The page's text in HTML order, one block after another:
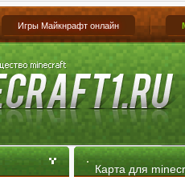
Игры Майкнрафт онлайн
Карта для